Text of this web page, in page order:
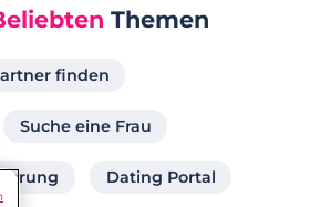
Themen
finden
Suche eine Frau
Dating Portal